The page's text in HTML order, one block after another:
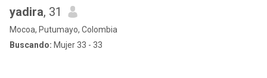
yadira, 31
Mocoa, Putumayo, Colombia
Buscando: Mujer 33 - 33